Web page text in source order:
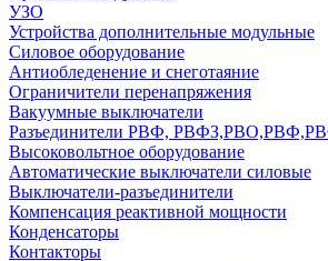
УЗО
Устройства дополнительные модульные
Силовое оборудование
Антиобледенение и снеготаяние
Ограничители перенапряжения
Вакуумные выключатели
Разъединители РВФ,
Высоковольтное оборудование
Автоматические выключатели cиловые
Выключатели-разъединители
Компенсация реактивной мощности
Конденсаторы
Контакторы